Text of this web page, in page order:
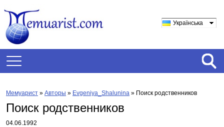
Українська
Мемуарист » Авторы » Evgeniya_Shalunina » Поиск родственников
Поиск родственников
04.06.1992